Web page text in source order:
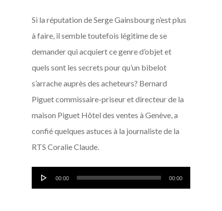
Si la réputation de Serge Gainsbourg n’est plus
à faire, il semble toutefois légitime de se
demander qui acquiert ce genre d’objet et
quels sont les secrets pour qu’un bibelot
s’arrache auprès des acheteurs? Bernard
Piguet commissaire-priseur et directeur de la
maison Piguet Hôtel des ventes à Genève, a
confié quelques astuces à la journaliste de la
RTS Coralie Claude.
Lecteur
audio
00:00 00:00